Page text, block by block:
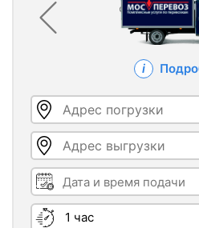
Адрес погрузки
Адрес выгрузки
Дата и время подачи
Длительность